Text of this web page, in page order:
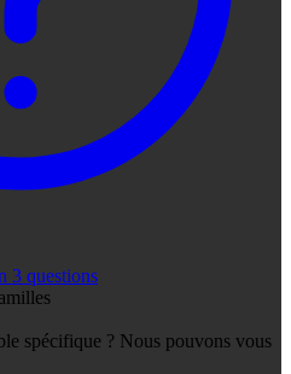
3 questions
spécifique ? Nous pouvons vous